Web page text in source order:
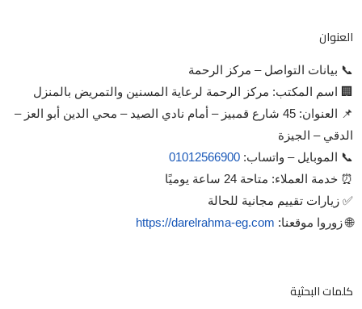
العنوان
📞 بيانات التواصل – مركز الرحمة
🏢 اسم المكتب: مركز الرحمة لرعاية المسنين والتمريض بالمنزل
📌 العنوان: 45 شارع قمبيز – أمام نادي الصيد – محي الدين أبو العز –
الدقي – الجيزة
📞 الموبايل – واتساب:01012566900
⏰ خدمة العملاء: متاحة 24 ساعة يوميًا
✅ زيارات تقييم مجانية للحالة
🌐 زوروا موقعنا: https://darelrahma-eg.com
كلمات البحثية